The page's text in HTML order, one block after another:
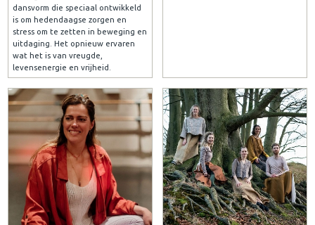
dansvorm die speciaal ontwikkeld
is om hedendaagse zorgen en
stress om te zetten in beweging en
uitdaging. Het opnieuw ervaren
wat het is van vreugde,
levensenergie en vrijheid.